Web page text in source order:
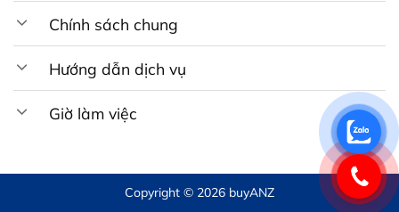
Chính sách chung
Hướng dẫn dịch vụ
Giờ làm việc
Copyright © 2026 buyANZ